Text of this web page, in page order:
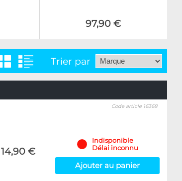
97,90 €
Trier par
14,90 €
Code article 16368
Indisponible
Délai inconnu
Ajouter au panier